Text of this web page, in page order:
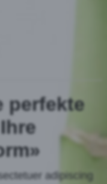
perfekte
adipiscing